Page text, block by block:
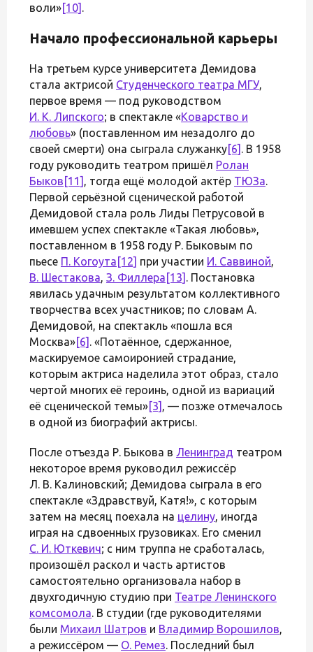
воли»[10] .
Начало профессиональной карьеры
На третьем курсе университета Демидова
стала актрисой Студенческого театра МГУ,
первое время — под руководством
И. К. Липского; в спектакле «Коварство и
любовь» (поставленном им незадолго до
своей смерти) она сыграла служанку[6] . В 1958
году руководить театром пришёл Ролан
Быков [11] , тогда ещё молодой актёр ТЮЗа.
Первой серьёзной сценической работой
Демидовой стала роль Лиды Петрусовой в
имевшем успех спектакле «Такая любовь»,
поставленном в 1958 году Р. Быковым по
пьесе П. Когоута [12] при участии И. Саввиной,
В. Шестакова, З. Филлера [13] . Постановка
явилась удачным результатом коллективного
творчества всех участников; по словам А.
Демидовой, на спектакль «пошла вся
Москва»[6] . «Потаённое, сдержанное,
маскируемое самоиронией страдание,
которым актриса наделила этот образ, стало
чертой многих её героинь, одной из вариаций
её сценической темы»[3] , — позже отмечалось
в одной из биографий актрисы.
После отъезда Р. Быкова в Ленинград театром
некоторое время руководил режиссёр
Л. В. Калиновский; Демидова сыграла в его
спектакле «Здравствуй, Катя!», с которым
затем на месяц поехала на целину, иногда
играя на сдвоенных грузовиках. Его сменил
С. И. Юткевич; с ним труппа не сработалась,
произошёл раскол и часть артистов
самостоятельно организовала набор в
двухгодичную студию при Театре Ленинского
комсомола. В студии (где руководителями
были Михаил Шатров и Владимир Ворошилов,
а режиссёром — О. Ремез. Последний был